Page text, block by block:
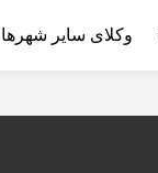
وکلای سایر شهرها